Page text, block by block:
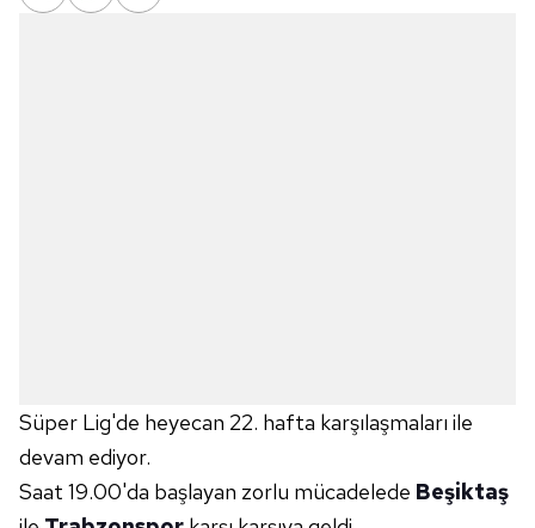
Süper Lig'de heyecan 22. hafta karşılaşmaları ile
devam ediyor.
Saat 19.00'da başlayan zorlu mücadelede Beşiktaş